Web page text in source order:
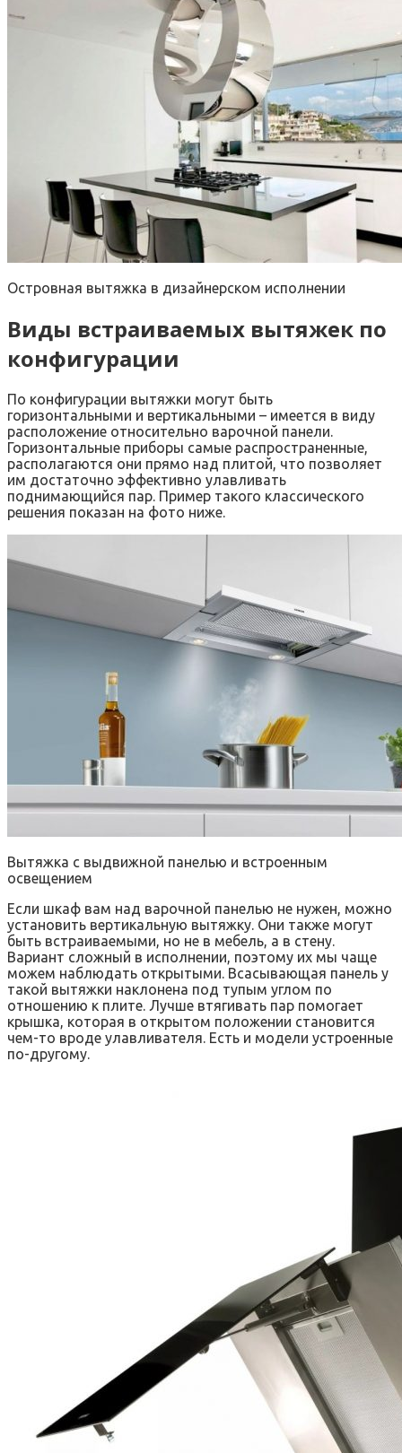
Островная вытяжка в дизайнерском исполнении
Виды встраиваемых вытяжек по
конфигурации
По конфигурации вытяжки могут быть
горизонтальными и вертикальными – имеется в виду
расположение относительно варочной панели.
Горизонтальные приборы самые распространенные,
располагаются они прямо над плитой, что позволяет
им достаточно эффективно улавливать
поднимающийся пар. Пример такого классического
решения показан на фото ниже.
Вытяжка с выдвижной панелью и встроенным
освещением
Если шкаф вам над варочной панелью не нужен, можно
установить вертикальную вытяжку. Они также могут
быть встраиваемыми, но не в мебель, а в стену.
Вариант сложный в исполнении, поэтому их мы чаще
можем наблюдать открытыми. Всасывающая панель у
такой вытяжки наклонена под тупым углом по
отношению к плите. Лучше втягивать пар помогает
крышка, которая в открытом положении становится
чем-то вроде улавливателя. Есть и модели устроенные
по-другому.